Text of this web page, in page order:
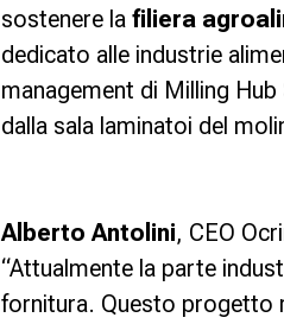
sostenere la filiera
dedicato alle industrie
management di Milling Hub
dalla sala laminatoi del
Alberto Antolini, CEO
“Attualmente la parte
fornitura. Questo progetto